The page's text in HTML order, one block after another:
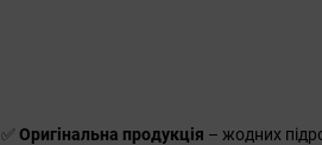
✅Оригінальна продукція – жодних